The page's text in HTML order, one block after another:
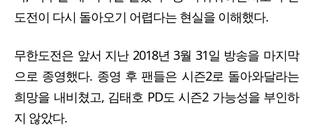
도전이 다시 돌아오기 어렵다는 현실을 이해했다.
무한도전은 앞서 지난 2018년 3월 31일 방송을 마지막
으로 종영했다. 종영 후 팬들은 시즌2로 돌아와달라는
희망을 내비쳤고, 김태호 PD도 시즌2 가능성을 부인하
지 않았다.